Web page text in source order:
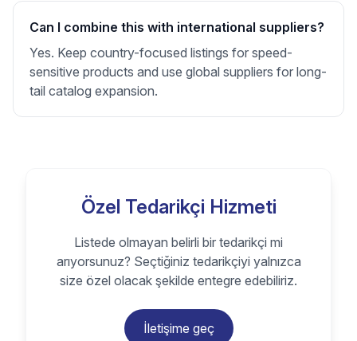
Can I combine this with international suppliers?
Yes. Keep country-focused listings for speed-
sensitive products and use global suppliers for long-
tail catalog expansion.
Özel Tedarikçi Hizmeti
Listede olmayan belirli bir tedarikçi mi
arıyorsunuz? Seçtiğiniz tedarikçiyi yalnızca
size özel olacak şekilde entegre edebiliriz.
İletişime geç